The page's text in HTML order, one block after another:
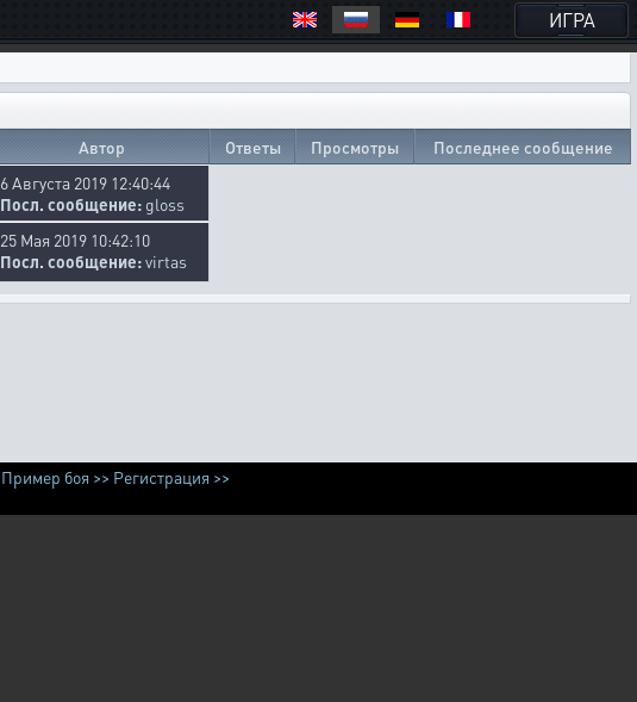
ИГРА
Автор Ответы Просмотры Последнее сообщение
6 Августа 2019 12:40:44
Посл. сообщение: gloss
25 Мая 2019 10:42:10
Посл. сообщение:virtas
Пример боя >> Регистрация >>